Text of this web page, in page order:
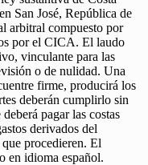
San José, República de
arbitral compuesto por
por el CICA. El laudo
vinculante para las
o de nulidad. Una
firme, producirá los
deberán cumplirlo sin
pagar las costas
derivados del
procedieren. El
en idioma español.